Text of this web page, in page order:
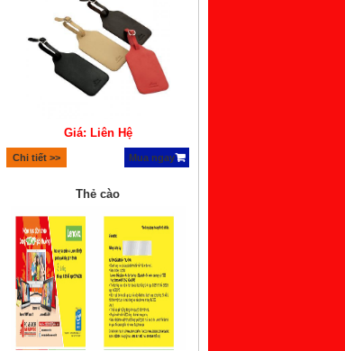
Giá: Liên Hệ
Chi tiết >> Mua ngay
Thẻ cào